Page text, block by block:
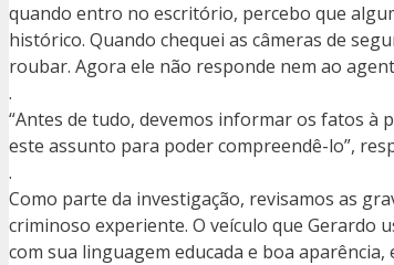
quando entro no escritório, percebo que
histórico. Quando chequei as câmeras de
roubar. Agora ele não responde nem ao
.
“Antes de tudo, devemos informar os fatos à
este assunto para poder compreendê-lo”,
.
Como parte da investigação, revisamos as
criminoso experiente. O veículo que Gerardo
com sua linguagem educada e boa